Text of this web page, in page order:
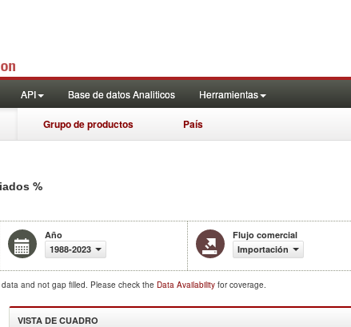
API Base de datos Analiticos Herramientas
Grupo de productos País
%
Año
1988-2023
Flujo comercial
Importación
and not gap filled. Please check the Data Availability for coverage.
VISTA DE CUADRO